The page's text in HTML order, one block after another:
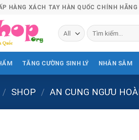
HÀNG XÁCH TAY HÀN QUỐC CHÍNH HÃNG
Tìm
kiếm:
TĂNG CƯỜNG SINH LÝ NHÂN SÂM
/ SHOP / AN CUNG NGƯU